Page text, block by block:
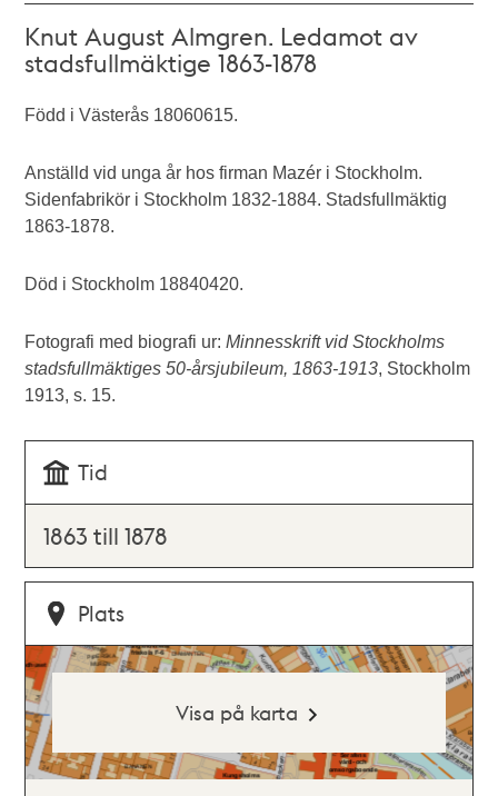
Knut August Almgren. Ledamot av
stadsfullmäktige 1863-1878
Född i Västerås 18060615.
Anställd vid unga år hos firman Mazér i Stockholm.
Sidenfabrikör i Stockholm 1832-1884. Stadsfullmäktig
1863-1878.
Död i Stockholm 18840420.
Fotografi med biografi ur:Minnesskrift vid Stockholms
stadsfullmäktiges 50-årsjubileum, 1863-1913, Stockholm
1913, s. 15.
Tid
1863 till 1878
Plats
Visa på karta